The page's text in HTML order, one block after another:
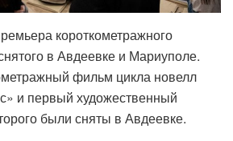
короткометражного
в Авдеевке и Мариуполе.
фильм цикла новелл
и первый художественный
были сняты в Авдеевке.